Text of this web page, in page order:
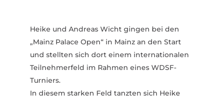
Heike und Andreas Wicht gingen bei den
„Mainz Palace Open“ in Mainz an den Start
und stellten sich dort einem inter­na­tio­nalen
Teil­neh­merfeld im Rahmen eines WDSF-
Turniers.
In diesem starken Feld tanzten sich Heike